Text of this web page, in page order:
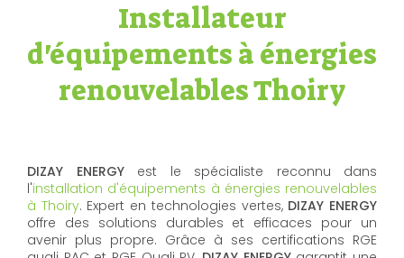
Installateur
d'équipements à énergies
renouvelables Thoiry
DIZAY ENERGY est le spécialiste reconnu dans
l'installation d'équipements à énergies renouvelables
à Thoiry. Expert en technologies vertes, DIZAY ENERGY
offre des solutions durables et efficaces pour un
avenir plus propre. Grâce à ses certifications RGE